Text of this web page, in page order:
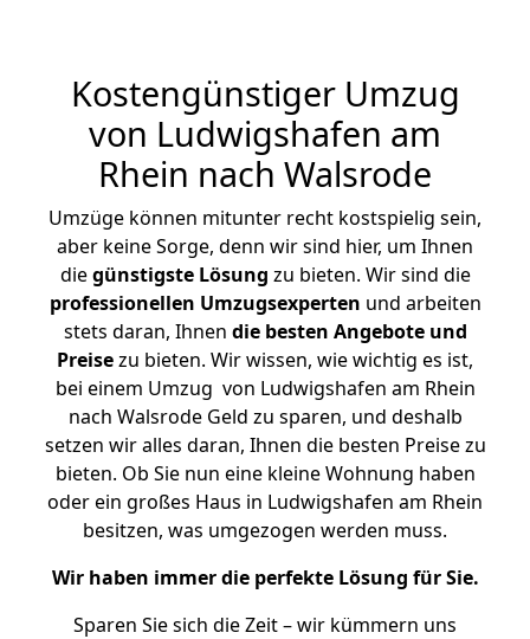
Kostengünstiger Umzug
von Ludwigshafen am
Rhein nach Walsrode
Umzüge können mitunter recht kostspielig sein,
aber keine Sorge, denn wir sind hier, um Ihnen
diegünstigste Lösung zu bieten. Wir sind die
professionellen Umzugsexperten und arbeiten
stets daran, Ihnen die besten Angebote und
Preisezu bieten. Wir wissen, wie wichtig es ist,
bei einem Umzug von Ludwigshafen am Rhein
nach Walsrode Geld zu sparen, und deshalb
setzen wir alles daran, Ihnen die besten Preise zu
bieten. Ob Sie nun eine kleine Wohnung haben
oder ein großes Haus in Ludwigshafen am Rhein
besitzen, was umgezogen werden muss.
Wir haben immer die perfekte Lösung für Sie.
Sparen Sie sich die Zeit – wir kümmern uns